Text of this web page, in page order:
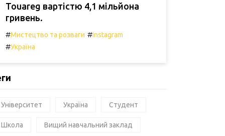
Touareg вартістю 4,1 мільйона
гривень.
#Мистецтво та розваги #Instagram
#Україна
Університет Україна Студент
Школа Вищий навчальний заклад